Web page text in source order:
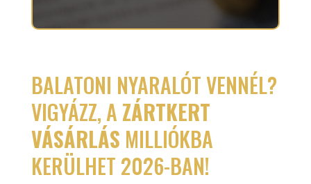
BALATONI NYARALÓT VENNÉL?
VIGYÁZZ, A ZÁRTKERT
VÁSÁRLÁS MILLIÓKBA
KERÜLHET 2026-BAN!